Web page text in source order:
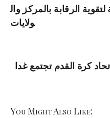
الرقابة بالمركز وال
ولايات
كرة القدم تجتمع غدا
You Might Also Like: